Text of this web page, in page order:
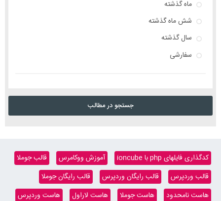
ماه گذشته
شش ماه گذشته
سال گذشته
سفارشی
جستجو در مطالب
کدگذاری فایلهای php با ioncube آموزش ووکامرس
قالب جوملا
قالب وردپرس
قالب رایگان وردپرس
قالب رایگان جوملا
هاست نامحدود
هاست جوملا هاست لاراول هاست وردپرس